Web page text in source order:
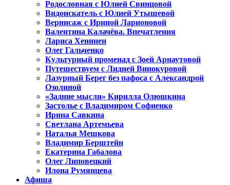
Родословная с Юлией Свинцовой
Видоискатель с Юлией Утышевой
Вернисаж с Ириной Ларионовой
Валентина Калачёва. Впечатления
Лариса Хенинен
Олег Гальченко
Культурный променад с Зоей Арнаутовой
Путешествуем с Лидией Винокуровой
Лазурный Берег без пафоса с Александрой
Озолиной
«Задние мысли» Кирилла Олюшкина
Застолье с Владимиром Софиенко
Ирина Савкина
Светлана Артемьева
Наталья Мешкова
Владимир Берштейн
Екатерина Габалова
Олег Липовецкий
Илона Румянцева
Афиша